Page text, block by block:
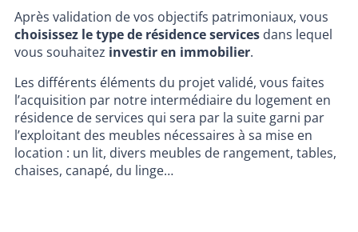
Après validation de vos objectifs patrimoniaux, vous
choisissez le type de résidence services dans lequel
vous souhaitez investir en immobilier.
Les différents éléments du projet validé, vous faites
l’acquisition par notre intermédiaire du logement en
résidence de services qui sera par la suite garni par
l’exploitant des meubles nécessaires à sa mise en
location : un lit, divers meubles de rangement, tables,
chaises, canapé, du linge…